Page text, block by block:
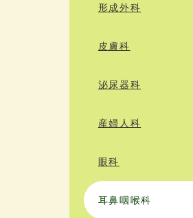
形成外科
皮膚科
泌尿器科
産婦⼈科
眼科
⽿⿐咽喉科